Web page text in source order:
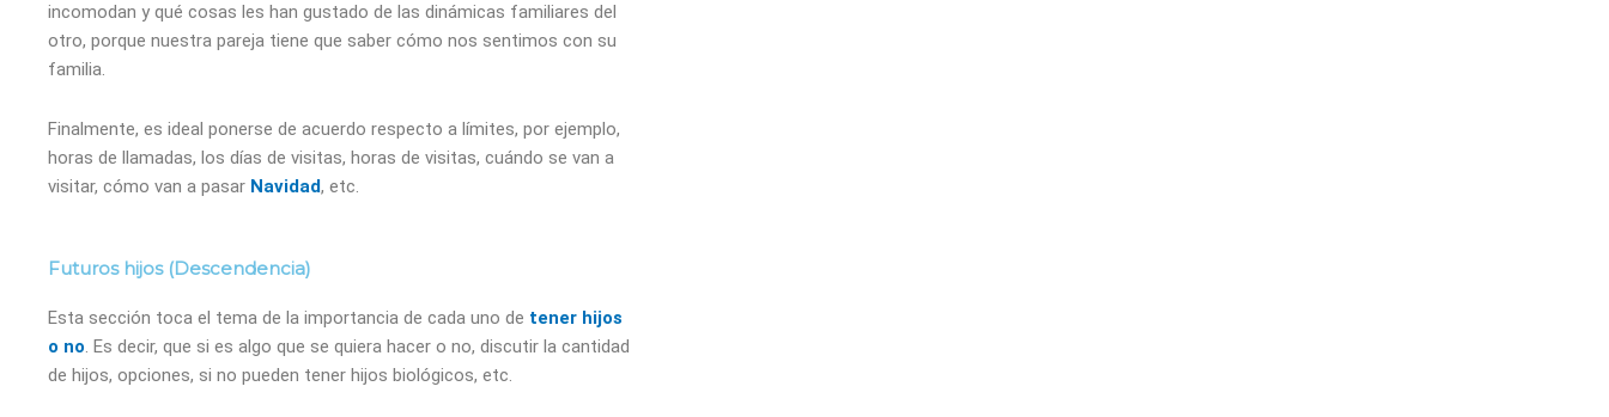
incomodan y qué cosas les han gustado de las dinámicas familiares del
otro, porque nuestra pareja tiene que saber cómo nos sentimos con su
familia.
Finalmente, es ideal ponerse de acuerdo respecto a límites, por ejemplo,
horas de llamadas, los días de visitas, horas de visitas, cuándo se van a
visitar, cómo van a pasar Navidad, etc.
Futuros hijos (Descendencia)
Esta sección toca el tema de la importancia de cada uno de tener hijos
o no . Es decir, que si es algo que se quiera hacer o no, discutir la cantidad
de hijos, opciones, si no pueden tener hijos biológicos, etc.